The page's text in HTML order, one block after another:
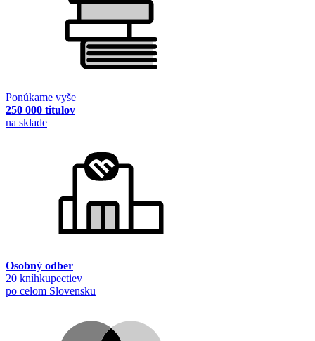
Ponúkame vyše
250 000 titulov
na sklade
Osobný odber
20 kníhkupectiev
po celom Slovensku